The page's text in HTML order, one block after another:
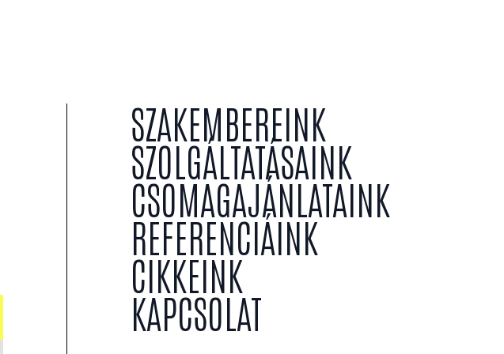
SZAKEMBEREINK
SZOLGÁLTATÁSAINK
CSOMAGAJÁNLATAINK
REFERENCIÁINK
CIKKEINK
KAPCSOLAT